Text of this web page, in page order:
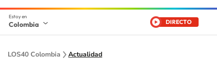
Colombia DIRECTO
LOS40 Colombia Actualidad